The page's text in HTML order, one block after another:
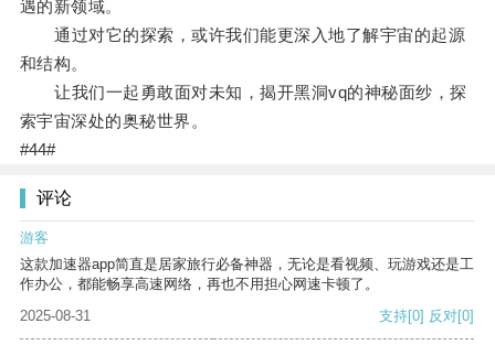
遇的新领域。
通过对它的探索，或许我们能更深入地了解宇宙的起源
和结构。
让我们一起勇敢面对未知，揭开黑洞vq的神秘面纱，探
索宇宙深处的奥秘世界。
#44#
评论
游客
这款加速器app简直是居家旅行必备神器，无论是看视频、玩游戏还是工
作办公，都能畅享高速网络，再也不用担心网速卡顿了。
2025-08-31
支持[0] 反对[0]